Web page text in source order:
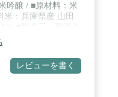
吟醸 / ■原材料：米
米：兵庫県産 山田
レビューを書く